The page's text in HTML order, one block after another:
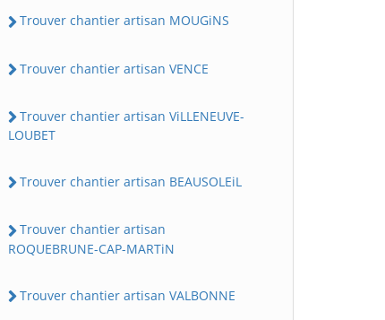
Trouver chantier artisan MOUGiNS
Trouver chantier artisan VENCE
Trouver chantier artisan ViLLENEUVE-
LOUBET
Trouver chantier artisan BEAUSOLEiL
Trouver chantier artisan
ROQUEBRUNE-CAP-MARTiN
Trouver chantier artisan VALBONNE